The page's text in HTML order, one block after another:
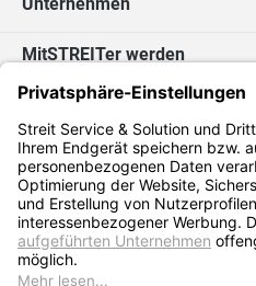
MitSTREITer werden
Kontakt
Social Media